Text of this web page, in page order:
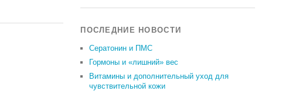
ПОСЛЕДНИЕ НОВОСТИ
Сератонин и ПМС
Гормоны и «лишний» вес
Витамины и дополнительный уход для
чувствительной кожи